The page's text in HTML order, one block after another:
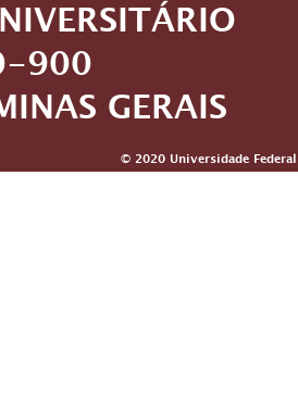
900
GERAIS
© 2020 Universidade